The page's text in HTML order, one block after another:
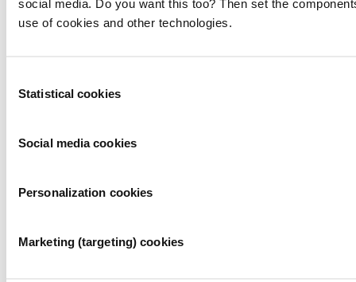
social media. Do you want this too? Then set the
use of cookies and other technologies.
Selection
Statistical cookies
Social media cookies
Personalization cookies
Marketing (targeting) cookies